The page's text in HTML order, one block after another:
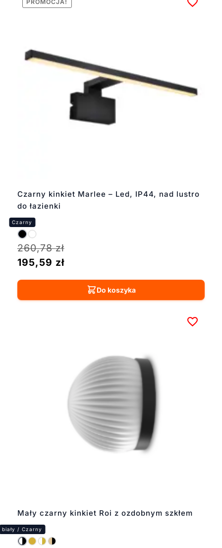
Czarny kinkiet Marlee – Led, IP44, nad lustro
do łazienki
PROMOCJA!
260,78zł
195,59 zł
Do koszyka
Mały czarny kinkiet Roi z ozdobnym szkłem